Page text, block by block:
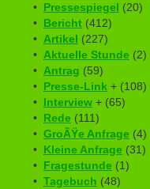
• Pressespiegel (20)
• Bericht (412)
• Artikel (227)
• Aktuelle Stunde (2)
• Antrag (59)
• Presse-Link + (108)
• Interview + (65)
• Rede (111)
• GroÃŸe Anfrage (4)
• Kleine Anfrage (31)
• Fragestunde (1)
• Tagebuch (48)